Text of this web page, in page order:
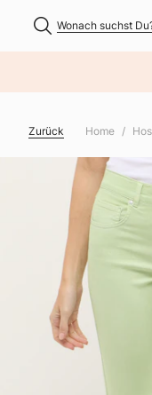
Wonach suchst
Zurück Home